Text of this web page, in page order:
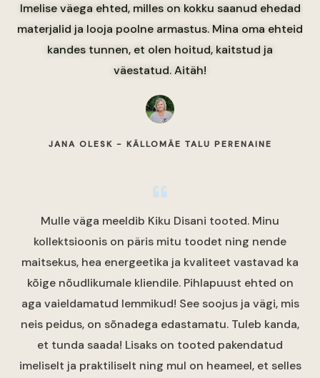
Imelise väega ehted, milles on kokku saanud ehedad
materjalid ja looja poolne armastus. Mina oma ehteid
kandes tunnen, et olen hoitud, kaitstud ja
väestatud. Aitäh!
JANA OLESK - KÄLLOMÄE TALU PERENAINE
Mulle väga meeldib Kiku Disani tooted. Minu
kollektsioonis on päris mitu toodet ning nende
maitsekus, hea energeetika ja kvaliteet vastavad ka
kõige nõudlikumale kliendile. Pihlapuust ehted on
aga vaieldamatud lemmikud! See soojus ja vägi, mis
neis peidus, on sõnadega edastamatu. Tuleb kanda,
et tunda saada! Lisaks on tooted pakendatud
imeliselt ja praktiliselt ning mul on heameel, et selles